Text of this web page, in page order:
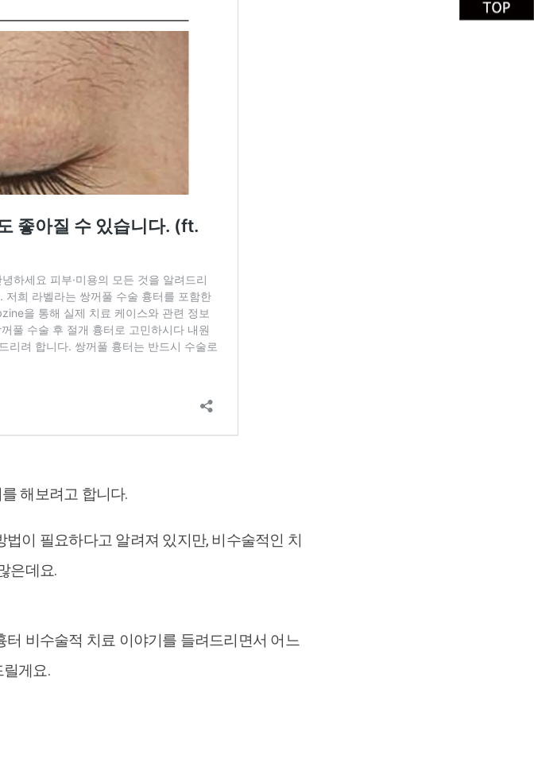
해보려고 합니다.
이 필요하다고 알려져 있지만, 비수술적인 치
은데요.
비수술적 치료 이야기를 들려드리면서 어느
게요.